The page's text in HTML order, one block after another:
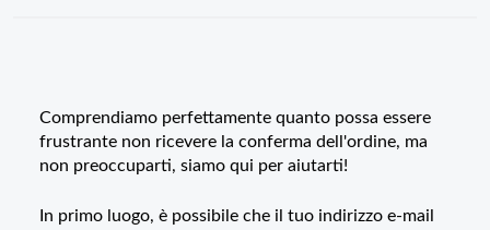
Comprendiamo perfettamente quanto possa essere
frustrante non ricevere la conferma dell'ordine, ma
non preoccuparti, siamo qui per aiutarti!
In primo luogo, è possibile che il tuo indirizzo e-mail